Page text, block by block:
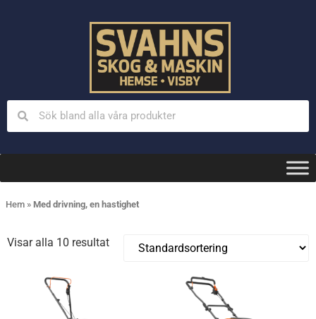
Hem » Med drivning, en hastighet
Visar alla 10 resultat